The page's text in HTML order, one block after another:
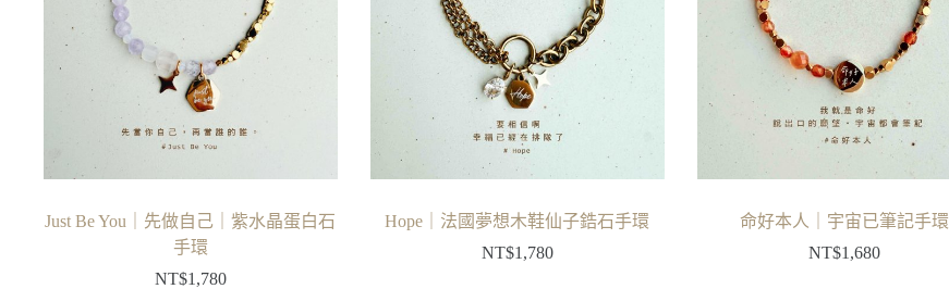
在
產
品
頁
面
選
選
項
Just Be You｜先做自己｜紫水晶蛋白石
手環
NT$1,780
Hope｜法國夢想木鞋仙子鋯石手環
NT$1,780
命好本人｜宇宙已筆記手環
NT$1,680